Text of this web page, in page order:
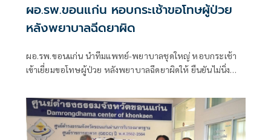
ผอ.รพ.ขอนแก่น หอบกระเช้าขอโทษผู้ป่วย
หลังพยาบาลฉีดยาผิด
ผอ.รพ.ขอนแก่น นำทีมแพทย์-พยาบาลชุดใหญ่ หอบกระเช้า
เข้าเยี่ยมขอโทษผู้ป่วย หลังพยาบาลฉีดยาผิดให้ ยืนยันไม่นิ่ง
ผิดจริงต้องมีบทลงโทษ